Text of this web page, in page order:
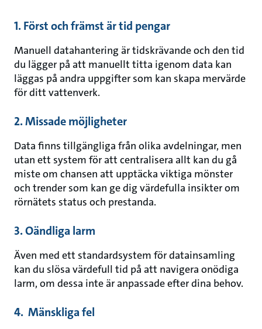
1. Först och främst är tid pengar
Manuell datahantering är tidskrävande och den tid
du lägger på att manuellt titta igenom data kan
läggas på andra uppgifter som kan skapa mervärde
för ditt vattenverk.
2. Missade möjligheter
Data finns tillgängliga från olika avdelningar, men
utan ett system för att centralisera allt kan du gå
miste om chansen att upptäcka viktiga mönster
och trender som kan ge dig värdefulla insikter om
rörnätets status och prestanda.
3. Oändliga larm
Även med ett standardsystem för datainsamling
kan du slösa värdefull tid på att navigera onödiga
larm, om dessa inte är anpassade efter dina behov.
4. Mänskliga fel